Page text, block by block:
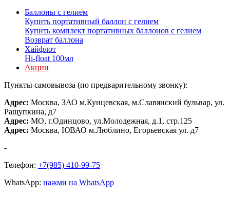
Баллоны с гелием
Купить портативный баллон с гелием
Купить комплект портативных баллонов с гелием
Возврат баллона
Хайфлот
Hi-float 100мл
Акции
Пункты самовывоза (по предварительному звонку):
Адрес: Москва, ЗАО м.Кунцевская, м.Славянский бульвар, ул.
Ращупкина, д7
Адрес: МО, г.Одинцово, ул.Молодежная, д.1, стр.125
Адрес: Москва, ЮВАО м.Люблино, Егорьевская ул. д7
-
Телефон: +7(985) 410-99-75
WhatsApp: нажми на WhatsApp